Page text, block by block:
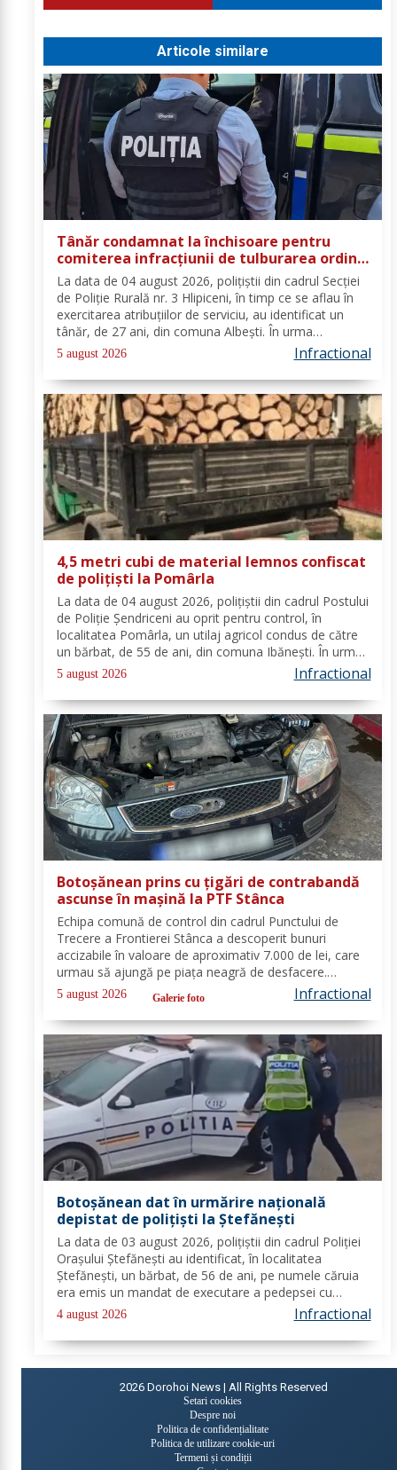
Articole similare
Tânăr condamnat la închisoare pentru
comiterea infracțiunii de tulburarea ordinii
și liniștii publice
La data de 04 august 2026, polițiștii din cadrul Secției
de Poliție Rurală nr. 3 Hlipiceni, în timp ce se aflau în
exercitarea atribuțiilor de serviciu, au identificat un
tânăr, de 27 ani, din comuna Albești. În urma
verificărilor efectuate de către polițiști, s-a constatat
faptul că pe numele...
5 august 2026 Infractional
4,5 metri cubi de material lemnos confiscat
de polițiști la Pomârla
La data de 04 august 2026, polițiștii din cadrul Postului
de Poliție Șendriceni au oprit pentru control, în
localitatea Pomârla, un utilaj agricol condus de către
un bărbat, de 55 de ani, din comuna Ibănești. În urma
verificărilor efectuate de către polițiști, s-a constatat
faptul că acesta...
5 august 2026 Infractional
Botoșănean prins cu țigări de contrabandă
ascunse în mașină la PTF Stânca
Echipa comună de control din cadrul Punctului de
Trecere a Frontierei Stânca a descoperit bunuri
accizabile în valoare de aproximativ 7.000 de lei, care
urmau să ajungă pe piaţa neagră de desfacere.
Conform prevederilor legale, persoana a fost
sancționată contravențional cu amendă în valoare
de...
5 august 2026 Galerie foto Infractional
Botoșănean dat în urmărire națională
depistat de polițiști la Ștefănești
La data de 03 august 2026, polițiștii din cadrul Poliției
Orașului Ștefănești au identificat, în localitatea
Ștefănești, un bărbat, de 56 de ani, pe numele căruia
era emis un mandat de executare a pedepsei cu
închisoarea. Acesta a fost condamnat la 2 ani, 2 luni și
20 de zile pentru săvârșirea...
4 august 2026 Infractional
2026 Dorohoi News | All Rights Reserved
Setari cookies
Despre noi
Politica de confidențialitate
Politica de utilizare cookie-uri
Termeni și condiții